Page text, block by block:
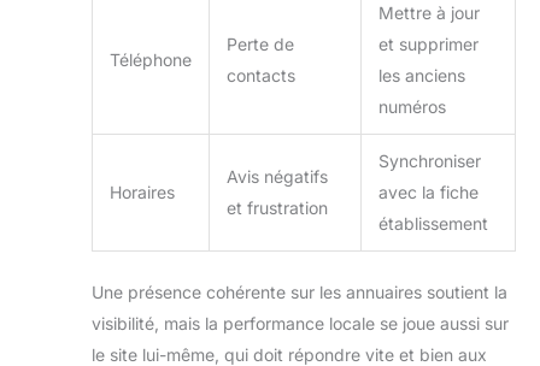
Téléphone
Perte de
contacts
Mettre à jour
et supprimer
les anciens
numéros
Horaires
Avis négatifs
et frustration
Synchroniser
avec la fiche
établissement
Une présence cohérente sur les annuaires soutient la
visibilité, mais la performance locale se joue aussi sur
le site lui-même, qui doit répondre vite et bien aux